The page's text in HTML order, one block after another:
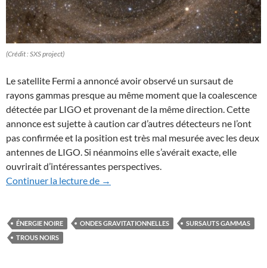
(Crédit : SXS project)
Le satellite Fermi a annoncé avoir observé un sursaut de
rayons gammas presque au même moment que la coalescence
détectée par LIGO et provenant de la même direction. Cette
annonce est sujette à caution car d’autres détecteurs ne l’ont
pas confirmée et la position est très mal mesurée avec les deux
antennes de LIGO. Si néanmoins elle s’avérait exacte, elle
ouvrirait d’intéressantes perspectives.
Continuer la lecture de
Sursauts gammas et fusions de trous
→
ÉNERGIE NOIRE ONDES GRAVITATIONNELLES
SURSAUTS GAMMAS
TROUS NOIRS